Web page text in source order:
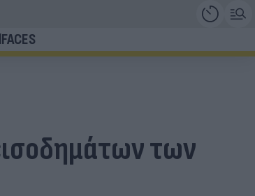
FACES
των